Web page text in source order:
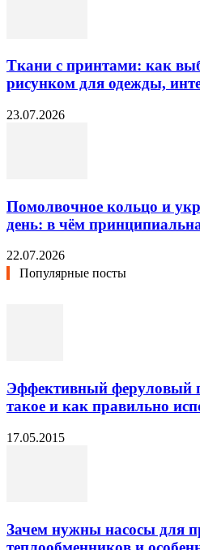
Ткани с принтами: как
рисунком для одежды,
23.07.2026
Помолвочное кольцо и
день: в чём
22.07.2026
Популярные посты
Эффективный феруловый
такое и как правильно
17.05.2015
Зачем нужны насосы для